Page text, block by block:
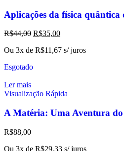
Aplicações da física
R$44,00 R$35,00
Ou 3x de R$11,67 s/ juros
Esgotado
Ler mais
Visualização Rápida
A Matéria: Uma Aventura
R$88,00
Ou 3x de R$29,33 s/ juros